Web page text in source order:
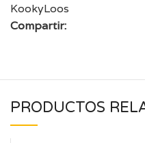
KookyLoos
Compartir:
PRODUCTOS